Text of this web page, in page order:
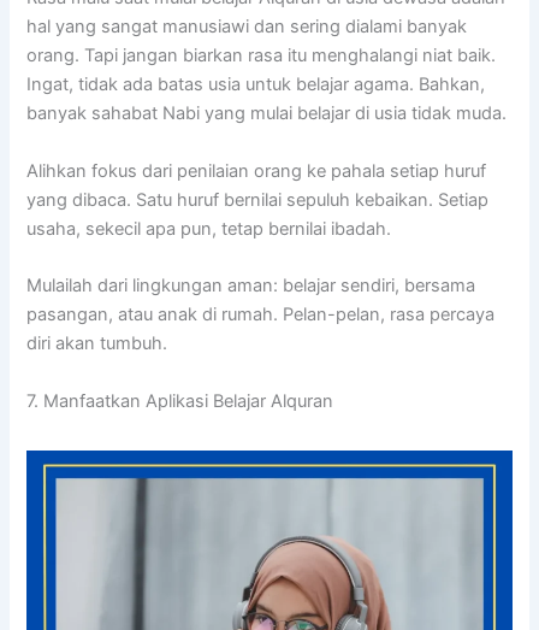
hal yang sangat manusiawi dan sering dialami banyak
orang. Tapi jangan biarkan rasa itu menghalangi niat baik.
Ingat, tidak ada batas usia untuk belajar agama. Bahkan,
banyak sahabat Nabi yang mulai belajar di usia tidak muda.
Alihkan fokus dari penilaian orang ke pahala setiap huruf
yang dibaca. Satu huruf bernilai sepuluh kebaikan. Setiap
usaha, sekecil apa pun, tetap bernilai ibadah.
Mulailah dari lingkungan aman: belajar sendiri, bersama
pasangan, atau anak di rumah. Pelan-pelan, rasa percaya
diri akan tumbuh.
7. Manfaatkan Aplikasi Belajar Alquran